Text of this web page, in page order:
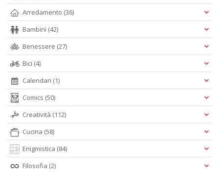
Arredamento (36)
Bambini (42)
Benessere (27)
Bici (4)
Calendari (1)
Comics (50)
Creatività (112)
Cucina (58)
Enigmistica (84)
Filosofia (2)